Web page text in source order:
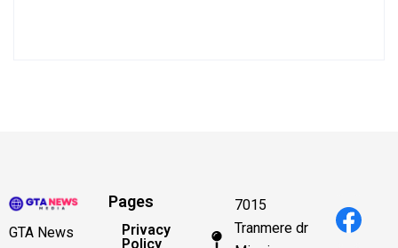
GTA News
Pages
Privacy
Policy
7015
Tranmere dr